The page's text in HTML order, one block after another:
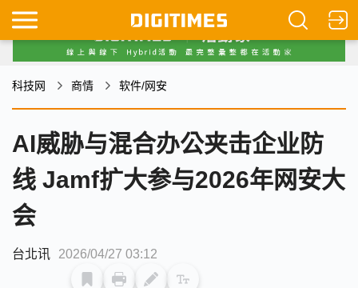
科技网 商情 软件/网安
AI威胁与混合办公夹击企业防
线 Jamf扩大参与2026年网安大
会
台北讯 2026/04/27 03:12